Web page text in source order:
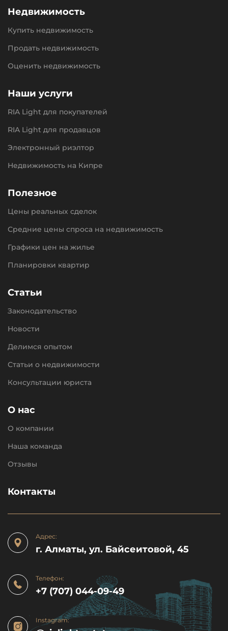
Недвижимость
Купить недвижимость
Продать недвижимость
Оценить недвижимость
Наши услуги
RIA Light для покупателей
RIA Light для продавцов
Электронный риэлтор
Недвижимость на Кипре
Полезное
Цены реальных сделок
Средние цены спроса на недвижимость
Графики цен на жилье
Планировки квартир
Статьи
Законодательство
Новости
Делимся опытом
Статьи о недвижимости
Консультации юриста
О нас
О компании
Наша команда
Отзывы
Контакты
Адрес:
г. Алматы, ул. Байсеитовой, 45
Телефон:
+7 (707) 044-09-49
Instagram: